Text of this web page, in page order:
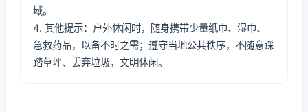
域。
4. 其他提示：户外休闲时，随身携带少量纸巾、湿巾、
急救药品，以备不时之需；遵守当地公共秩序，不随意踩
踏草坪、丢弃垃圾，文明休闲。